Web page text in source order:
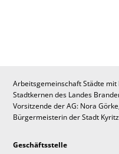
Arbeitsgemeinschaft Städte mit
Stadtkernen des Landes
Vorsitzende der AG: Nora
Bürgermeisterin der Stadt Kyritz
Geschäftsstelle